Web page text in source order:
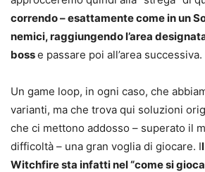
correndo – esattamente come in un
nemici, raggiungendo l’area
bosse passare poi all’area successiva.
Un game loop, in ogni caso, che
varianti, ma che trova qui soluzioni
che ci mettono addosso – superato il
difficoltà – una gran voglia di giocare. I
Witchfire sta infatti nel “come si